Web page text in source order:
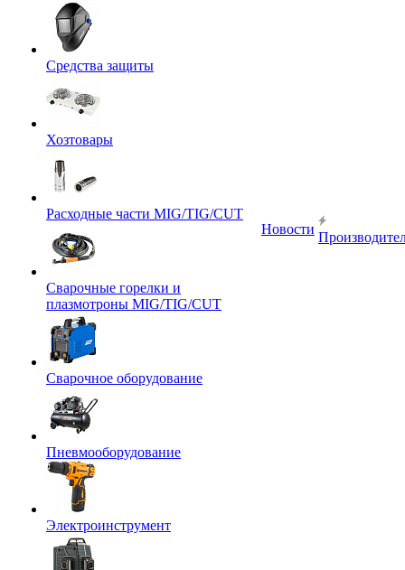
Средства защиты
Хозтовары
Расходные части MIG/TIG/CUT
Сварочные горелки и
плазмотроны MIG/TIG/CUT
Сварочное оборудование
Пневмооборудование
Электроинструмент
Новости